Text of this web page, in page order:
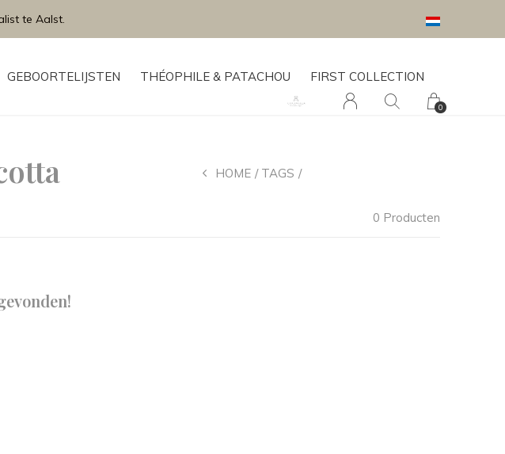
GEBOORTELIJSTEN THÉOPHILE & PATACHOU FIRST COLLECTION
0
te Aalst.
HOME TAGS
0 Producten